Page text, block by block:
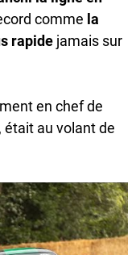
comme la
rapide jamais sur
en chef de
était au volant de